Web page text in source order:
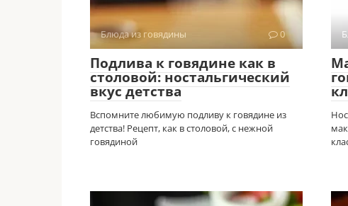
Блюда из говядины 0
Подлива к говядине как в
столовой: ностальгический
вкус детства
Вспомните любимую подливу к говядине из
детства! Рецепт, как в столовой, с нежной
говядиной